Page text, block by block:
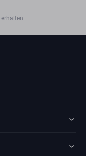
erhalten